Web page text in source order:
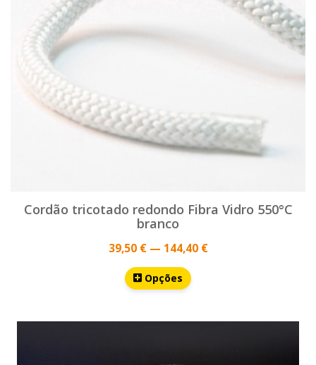
Cordão tricotado redondo Fibra Vidro 550°C
branco
39,50 € — 144,40 €
Opções